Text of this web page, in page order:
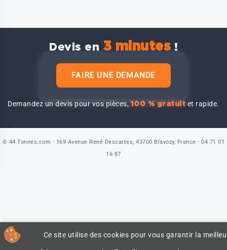
Devis en 3 minutes !
FAIRE UNE DEMANDE
Demandez un devis pour vos pièces,100 % gratuit et rapide.
Ce site utilise des cookies pour vous garantir la
© 44 Tonnes.com - 169 Avenue René Descartes, 43700 Blavozy, France - 04 71 01
16 87